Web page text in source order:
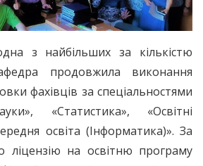
з найбільших за кількістю
продовжила виконання
фахівців за спеціальностями
«Статистика», «Освітні
освіта (Інформатика)». За
ліцензію на освітню програму